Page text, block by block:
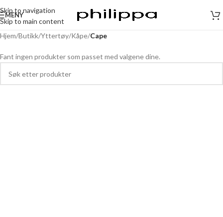
Skip to navigation
Skip to main content
MENY
Hjem/Butikk/Yttertøy/Kåpe/Cape
Fant ingen produkter som passet med valgene dine.